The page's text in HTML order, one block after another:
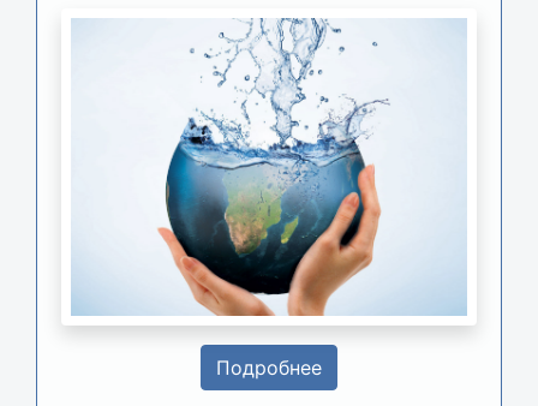
Подробнее